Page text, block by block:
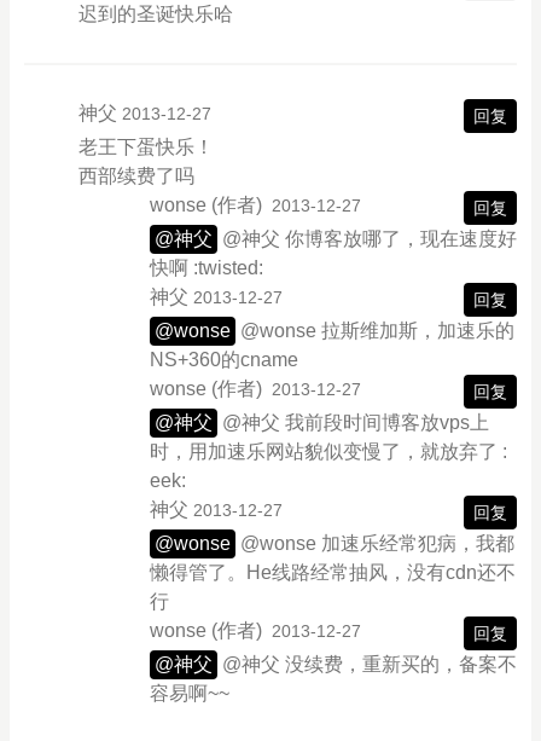
迟到的圣诞快乐哈
神父 2013-12-27 回复
老王下蛋快乐！
西部续费了吗
wonse (作者) 2013-12-27 回复
@神父 @神父 你博客放哪了，现在速度好
快啊 :twisted:
神父 2013-12-27 回复
@wonse @wonse 拉斯维加斯，加速乐的
NS+360的cname
wonse (作者) 2013-12-27 回复
@神父 @神父 我前段时间博客放vps上
时，用加速乐网站貌似变慢了，就放弃了 :
eek:
神父 2013-12-27 回复
@wonse @wonse 加速乐经常犯病，我都
懒得管了。He线路经常抽风，没有cdn还不
行
wonse (作者) 2013-12-27 回复
@神父 @神父 没续费，重新买的，备案不
容易啊~~